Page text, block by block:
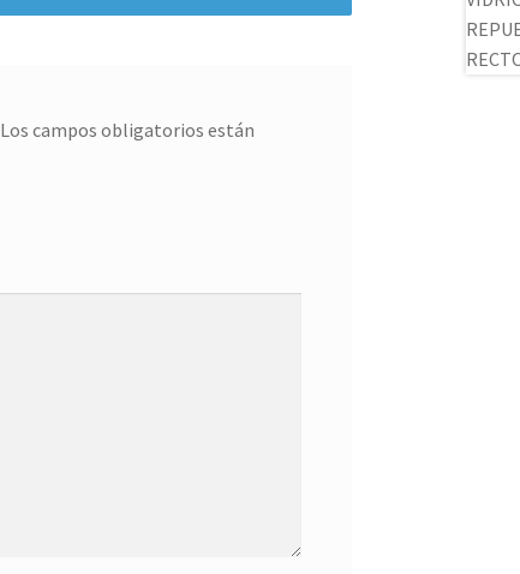
Los campos obligatorios están